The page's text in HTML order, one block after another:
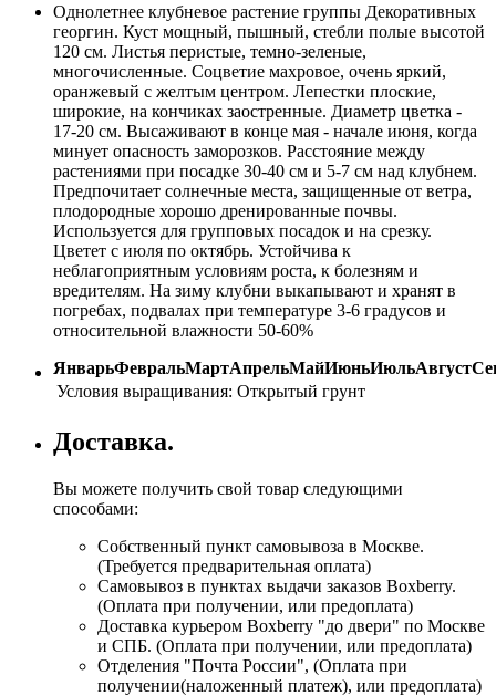
Однолетнее клубневое растение группы Декоративных
георгин. Куст мощный, пышный, стебли полые высотой
120 см. Листья перистые, темно-зеленые,
многочисленные. Соцветие махровое, очень яркий,
оранжевый с желтым центром. Лепестки плоские,
широкие, на кончиках заостренные. Диаметр цветка -
17-20 см. Высаживают в конце мая - начале июня, когда
минует опасность заморозков. Расстояние между
растениями при посадке 30-40 см и 5-7 см над клубнем.
Предпочитает солнечные места, защищенные от ветра,
плодородные хорошо дренированные почвы.
Используется для групповых посадок и на срезку.
Цветет с июля по октябрь. Устойчива к
неблагоприятным условиям роста, к болезням и
вредителям. На зиму клубни выкапывают и хранят в
погребах, подвалах при температуре 3-6 градусов и
относительной влажности 50-60%
ЯнварьФевральМартАпрельМайИюньИюльАвгуст
Условия выращивания: Открытый грунт
Доставка.
Вы можете получить свой товар следующими
способами:
Собственный пункт самовывоза в Москве.
(Требуется предварительная оплата)
Самовывоз в пунктах выдачи заказов Boxberry.
(Оплата при получении, или предоплата)
Доставка курьером Boxberry "до двери" по Москве
и СПБ. (Оплата при получении, или предоплата)
Отделения "Почта России", (Оплата при
получении(наложенный платеж), или предоплата)